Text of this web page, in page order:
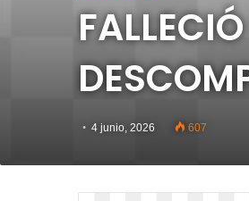
4 junio, 2026 607